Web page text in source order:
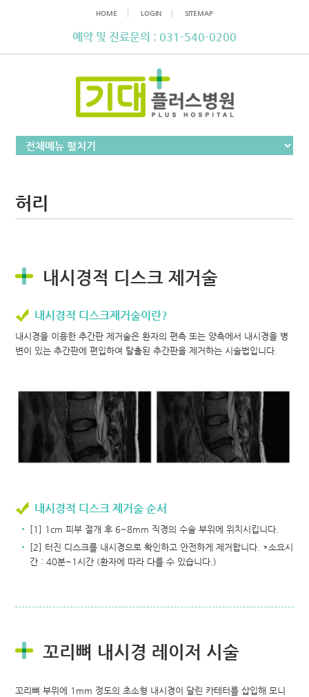
HOME LOGIN SITEMAP
예약 및 진료문의 : 031-540-0200
허리
내시경적 디스크 제거술
내시경적 디스크제거술이란?
내시경을 이용한 추간판 제거술은 환자의 편측 또는 양측에서 내시경을 병
변이 있는 추간판에 편입하여 탈출된 추간판을 제거하는 시술법입니다.
내시경적 디스크 제거술 순서
[1] 1cm 피부 절개 후 6~8mm 직경의 수술 부위에 위치시킵니다.
[2] 터진 디스크를 내시경으로 확인하고 안전하게 제거합니다. *소요시
간 : 40분~1시간 (환자에 따라 다를 수 있습니다.)
꼬리뼈 내시경 레이저 시술
꼬리뼈 부위에 1mm 정도의 초소형 내시경이 달린 카테터를 삽입해 모니